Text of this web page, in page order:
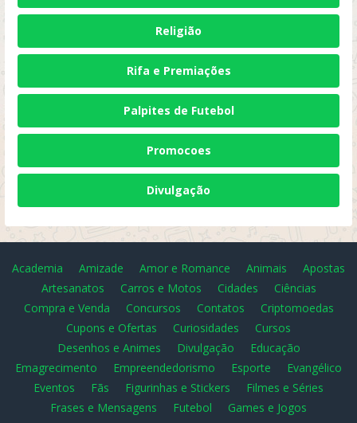
Religião
Rifa e Premiações
Palpites de Futebol
Promocoes
Divulgação
Academia Amizade Amor e Romance Animais
Apostas
Artesanatos
Carros e Motos Cidades
Ciências
Compra e Venda
Concursos Contatos
Criptomoedas
Cupons e Ofertas
Curiosidades
Cursos
Desenhos e Animes
Divulgação
Educação
Emagrecimento
Empreendedorismo Esporte
Evangélico
Eventos
Fãs Figurinhas e Stickers
Filmes e Séries
Frases e Mensagens
Futebol
Games e Jogos